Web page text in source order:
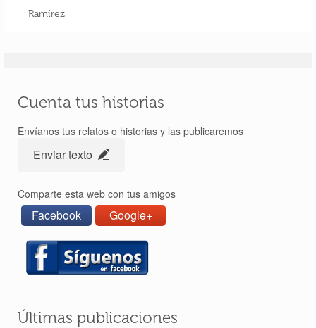
Ramírez
Cuenta tus historias
Envíanos tus relatos o historias y las publicaremos
Enviar texto
Comparte esta web con tus amigos
Facebook Google+
Últimas publicaciones